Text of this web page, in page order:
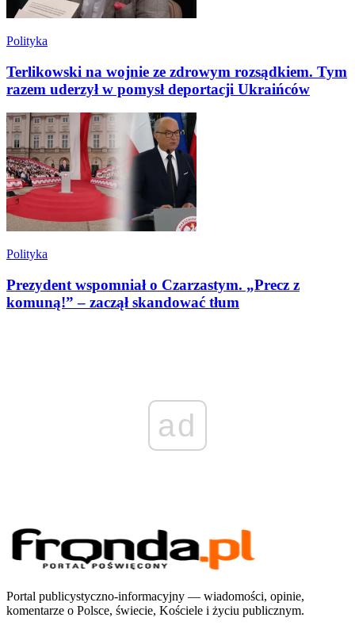
Polityka
Terlikowski na wojnie ze zdrowym rozsądkiem. Tym
razem uderzył w pomysł deportacji Ukraińców
Polityka
Prezydent wspomniał o Czarzastym. „Precz z
komuną!” – zaczął skandować tłum
ad
Portal publicystyczno-informacyjny — wiadomości, opinie,
komentarze o Polsce, świecie, Kościele i życiu publicznym.